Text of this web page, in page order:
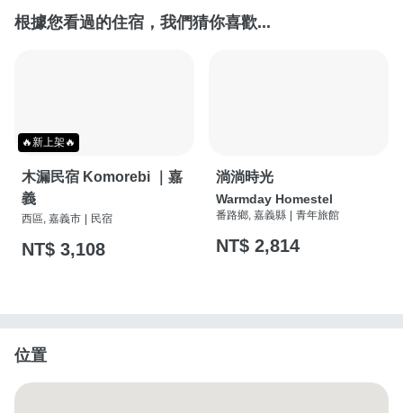
根據您看過的住宿，我們猜你喜歡...
🔥新上架🔥
木漏民宿 Komorebi ｜嘉
義
西區, 嘉義市 民宿
NT$ 3,108
淌淌時光
Warmday Homestel
番路鄉, 嘉義縣 青年旅館
NT$ 2,814
位置